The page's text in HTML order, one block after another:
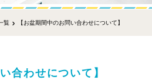
覧 【お盆期間中のお問い合わせについて】
合わせについて】